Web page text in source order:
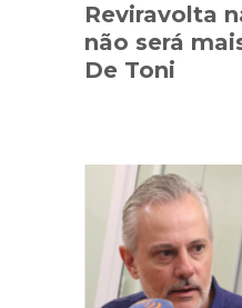
Reviravolta
não será
De Toni